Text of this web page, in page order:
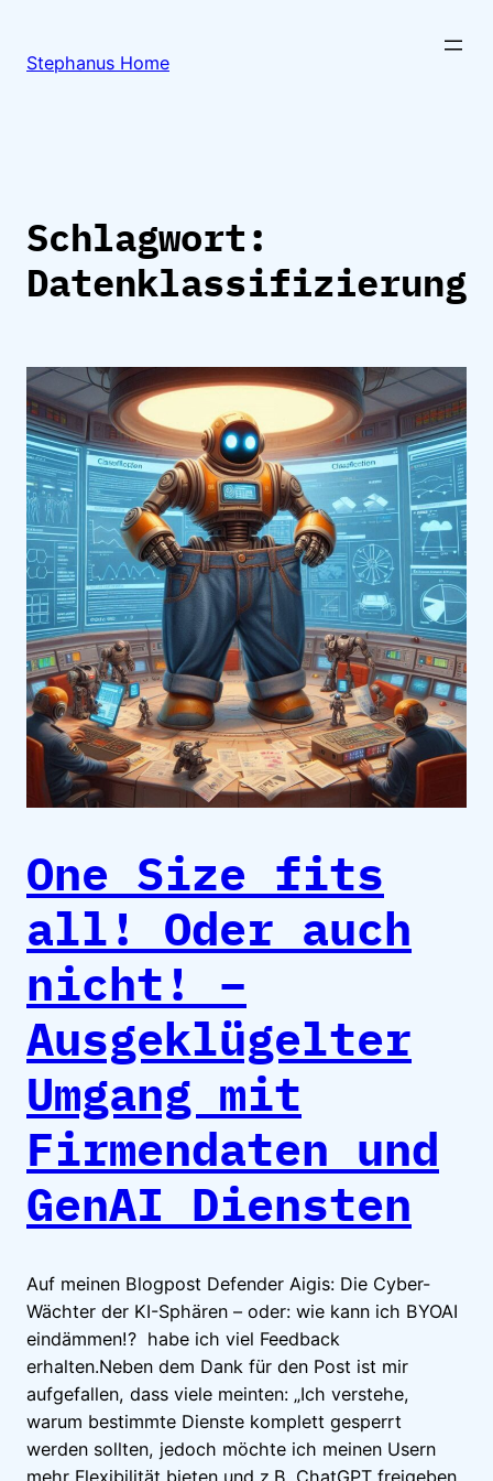
springen
Stephanus Home
Schlagwort:
Datenklassifizierung
One Size fits
all! Oder auch
nicht! –
Ausgeklügelter
Umgang mit
Firmendaten und
GenAI Diensten
Auf meinen Blogpost Defender Aigis: Die Cyber-
Wächter der KI-Sphären – oder: wie kann ich BYOAI
eindämmen!? habe ich viel Feedback
erhalten.Neben dem Dank für den Post ist mir
aufgefallen, dass viele meinten: „Ich verstehe,
warum bestimmte Dienste komplett gesperrt
werden sollten, jedoch möchte ich meinen Usern
mehr Flexibilität bieten und z.B. ChatGPT freigeben,